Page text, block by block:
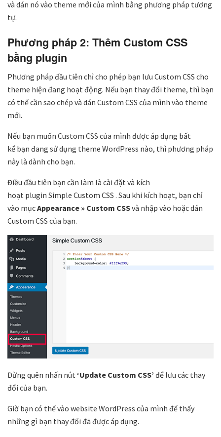
và dán nó vào theme mới của mình bằng phương pháp tương
tự.
Phương pháp 2: Thêm Custom CSS
bằng plugin
Phương pháp đầu tiên chỉ cho phép bạn lưu Custom CSS cho
theme hiện đang hoạt động. Nếu bạn thay đổi theme, thì bạn
có thể cần sao chép và dán Custom CSS của mình vào theme
mới.
Nếu bạn muốn Custom CSS của mình được áp dụng bất
kể bạn đang sử dụng theme WordPress nào, thì phương pháp
này là dành cho bạn.
Điều đầu tiên bạn cần làm là cài đặt và kích
hoạt plugin Simple Custom CSS . Sau khi kích hoạt, bạn chỉ
vào mụcAppearance » Custom CSSvà nhập vào hoặc dán
Custom CSS của bạn.
Đừng quên nhấn nút ‘Update Custom CSS’ để lưu các thay
đổi của bạn.
Giờ bạn có thể vào website WordPress của mình để thấy
những gì bạn thay đổi đã được áp dụng.